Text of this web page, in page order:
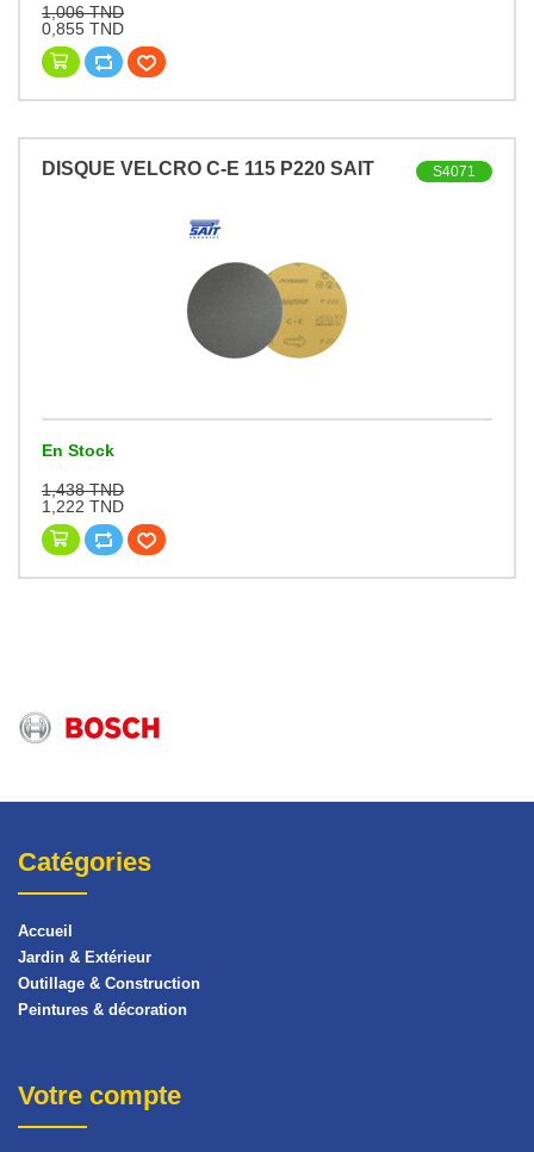
1,006 TND
0,855 TND
DISQUE VELCRO C-E 115 P220 SAIT S4071
En Stock
1,438 TND
1,222 TND
Catégories
Accueil
Jardin & Extérieur
Outillage & Construction
Peintures & décoration
Votre compte